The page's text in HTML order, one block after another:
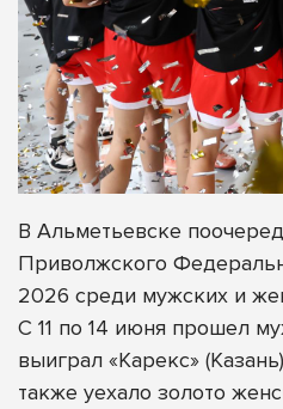
В Альметьевске
Приволжского
2026 среди мужских и
С 11 по 14 июня прошел
выиграл «Карекс»
также уехало золото